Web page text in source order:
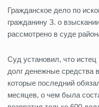
Гражданское дело по
гражданину З. о
рассмотрено в суде
Суд установил, что истец
долг денежные
которые последний
месяцев, о чем была